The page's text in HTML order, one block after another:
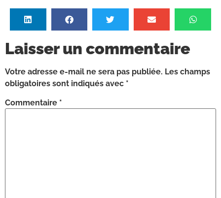
Laisser un commentaire
Votre adresse e-mail ne sera pas publiée. Les champs
obligatoires sont indiqués avec *
Commentaire *